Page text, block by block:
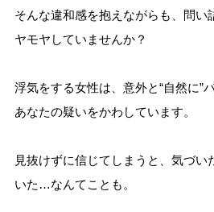
そんな違和感を抱えながらも、問い
ヤモヤしていませんか？
浮気をする女性は、意外と“自然に”
あなたの疑いをかわしています。
見抜けずに信じてしまうと、気づい
いた…なんてことも。